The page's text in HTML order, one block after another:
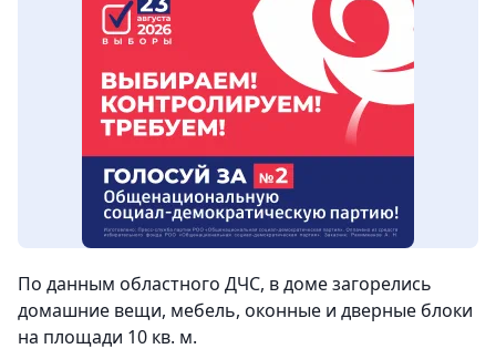
По данным областного ДЧС, в доме загорелись
домашние вещи, мебель, оконные и дверные блоки
на площади 10 кв. м.